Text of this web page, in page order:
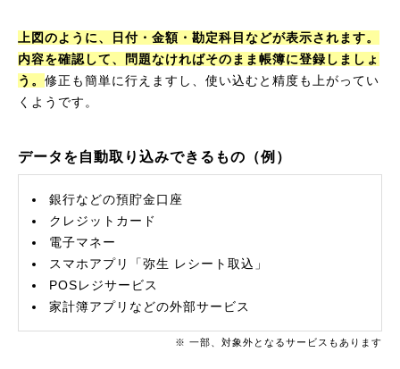
上図のように、日付・金額・勘定科目などが表示されます。
内容を確認して、問題なければそのまま帳簿に登録しましょ
う。 修正も簡単に行えますし、使い込むと精度も上がってい
くようです。
データを自動取り込みできるもの（例）
銀行などの預貯金口座
クレジットカード
電子マネー
スマホアプリ「弥生 レシート取込」
POSレジサービス
家計簿アプリなどの外部サービス
※ 一部、対象外となるサービスもあります